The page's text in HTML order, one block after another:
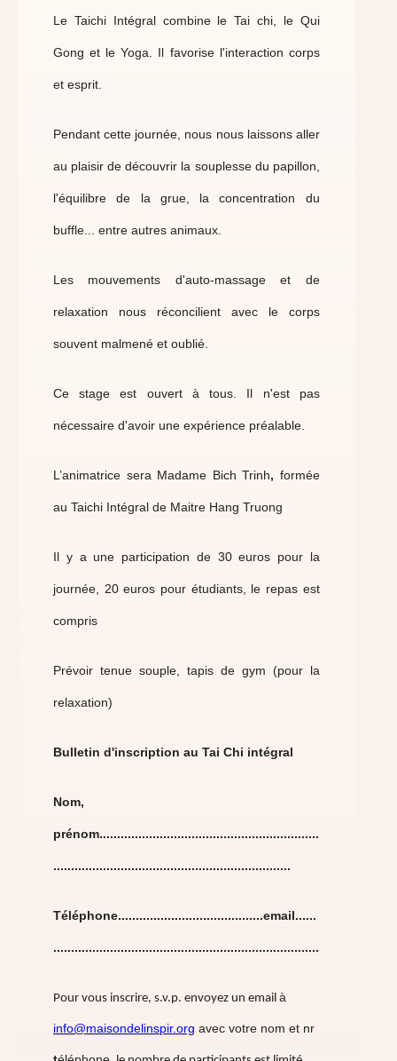
Le Taichi Intégral combine le Tai chi, le Qui
Gong et le Yoga. Il favorise l'interaction corps
et esprit.
Pendant cette journée, nous nous laissons aller
au plaisir de découvrir la souplesse du papillon,
l'équilibre de la grue, la concentration du
buffle... entre autres animaux.
Les mouvements d'auto-massage et de
relaxation nous réconcilient avec le corps
souvent malmené et oublié.
Ce stage est ouvert à tous. Il n'est pas
nécessaire d'avoir une expérience préalable.
L’animatrice sera Madame Bich Trinh, formée
au Taichi Intégral de Maitre Hang Truong
Il y a une participation de 30 euros pour la
journée, 20 euros pour étudiants, le repas est
compris
Prévoir tenue souple, tapis de gym (pour la
relaxation)
Bulletin d'inscription au Tai Chi intégral
Nom,
prénom..............................................................
...................................................................
Téléphone.........................................email......
...........................................................................
Pour vous inscrire, s.v.p. envoyez un email à
info@maisondelinspir.org avec votre nom et nr